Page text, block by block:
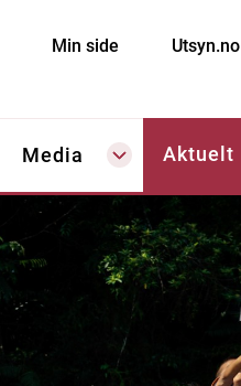
Min side Utsyn.no
Media Aktuelt